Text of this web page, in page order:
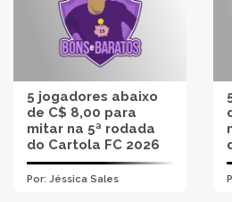
5 jogadores abaixo
de C$ 8,00 para
mitar na 5ª rodada
do Cartola FC 2026
Por: Jéssica Sales